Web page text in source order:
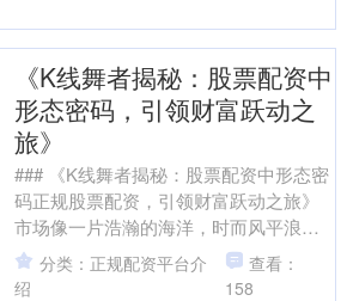
《K线舞者揭秘：股票配资中
形态密码，引领财富跃动之
旅》
### 《K线舞者揭秘：股票配资中形态密
码正规股票配资，引领财富跃动之旅》
市场像一片浩瀚的海洋，时而风平浪
静，让船只悠然前行；时而波涛汹涌，
将弱者吞噬，让强者....
分类：正规配资平台介
绍
查看：
158